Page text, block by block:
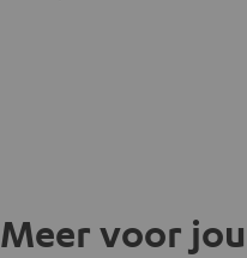
Meer voor jou